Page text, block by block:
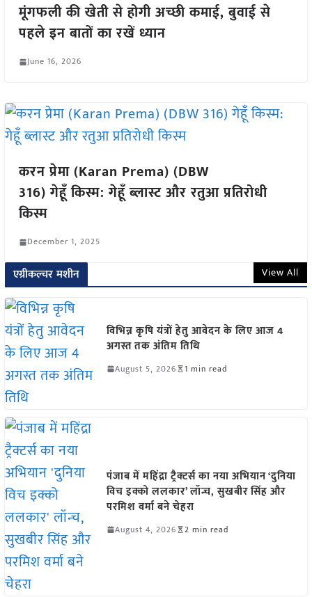
मूंगफली की खेती से होगी अच्छी कमाई, बुवाई से
पहले इन बातों का रखें ध्यान
June 16, 2026
करन प्रेमा (Karan Prema) (DBW
316) गेहूँ किस्म: गेहूँ ब्लास्ट और रतुआ प्रतिरोधी
किस्म
December 1, 2025
एग्रीकल्चर मशीन View All
विभिन्न कृषि यंत्रों हेतु आवेदन के लिए आज 4
अगस्त तक अंतिम तिथि
August 5, 2026 1 min read
पंजाब में महिंद्रा ट्रैक्टर्स का नया अभियान ‘दुनिया
विच इक्को ललकार’ लॉन्च, सुखबीर सिंह और
परमिश वर्मा बने चेहरा
August 4, 2026 2 min read